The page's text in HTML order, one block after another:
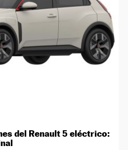
del Renault 5 eléctrico: